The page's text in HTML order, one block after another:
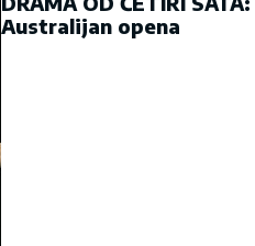
Australijan opena